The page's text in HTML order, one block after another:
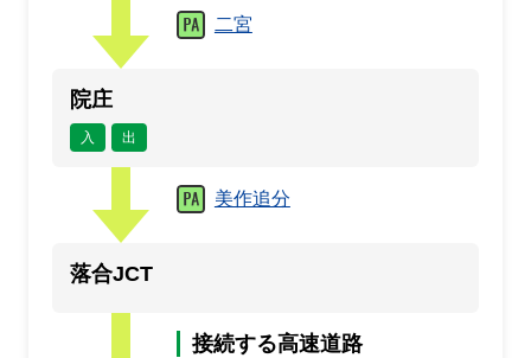
二宮
院庄
入 出
美作追分
落合JCT
接続する高速道路